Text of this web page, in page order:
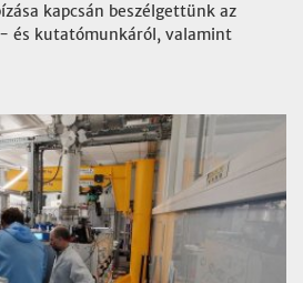
kapcsán beszélgettünk az
és kutatómunkáról, valamint